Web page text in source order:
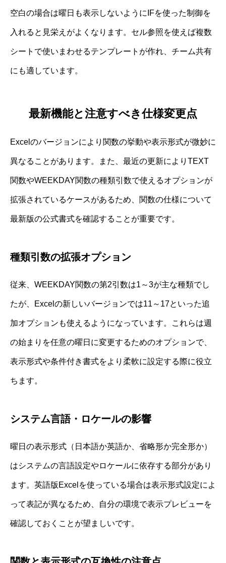
空白の場合は曜日も表示しないようにIFを使った制御を
入れると見栄えがよくなります。セル参照を使えば複数
シートで使いまわせるテンプレートが作れ、チーム共有
にも適しています。
最新機能と注意すべき仕様変更点
Excelのバージョンにより関数の挙動や表示形式が微妙に
異なることがあります。また、最近の更新によりTEXT
関数やWEEKDAY関数の種類引数で使えるオプションが
拡張されているケースがあるため、関数の仕様について
最新版の公式書式を確認することが重要です。
種類引数の拡張オプション
従来、WEEKDAY関数の第2引数は1～3が主な種類でし
たが、Excelの新しいバージョンでは11～17といった追
加オプションも使えるようになっています。これらは週
の始まりを任意の曜日に変更するためのオプションで、
表示形式や条件付き書式をより柔軟に設定する際に役立
ちます。
システム言語・ロケールの影響
曜日の表示形式（日本語か英語か、省略形か完全形か）
はシステムの言語設定やロケールに依存する部分があり
ます。英語版Excelを使っている場合は表示形式設定によ
って表記が異なるため、自分の環境で表示プレビューを
確認しておくことが望ましいです。